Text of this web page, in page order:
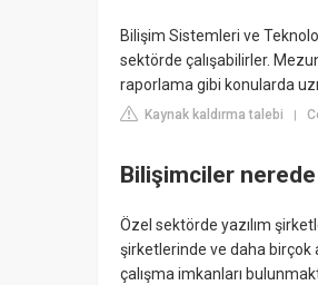
Bilişim Sistemleri ve
sektörde çalışabilirler.
raporlama gibi konularda
Kaynak kaldırma talebi
Bilişimciler nerede
Özel sektörde yazılım
şirketlerinde ve daha birçok
çalışma imkanları